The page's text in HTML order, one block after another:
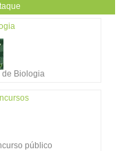
Biologia
público